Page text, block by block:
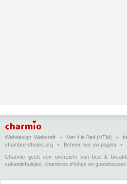
Webdesign: Webcraft • Met 4 in Bed (VTM) •
chambre-dhotes.org • Beheer hier uw pagina •
Charmio geeft een overzicht van bed &
vakantiehuisjes, chambres d'hôtes en guesthouses
Bed & breakfasts, charmehotels en vakantiehuizen